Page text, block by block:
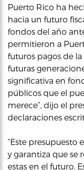
Puerto Rico ha
hacia un futuro
fondos del año
permitieron a
futuros pagos de
futuras
significativa en
públicos que el
merece”, dijo el
declaraciones
“Este presupuesto
y garantiza que se
estas en el futuro.